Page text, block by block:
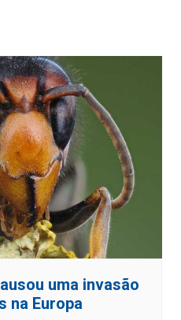
uma invasão
na Europa